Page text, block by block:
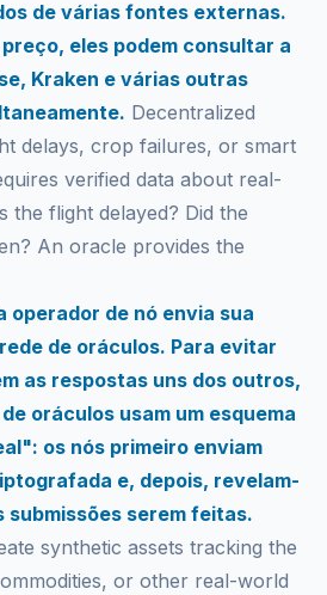
de várias fontes externas.
eles podem consultar a
Kraken e várias outras
Decentralized
delays, crop failures, or smart
verified data about real-
the flight delayed? Did the
An oracle provides the
operador de nó envia sua
de oráculos. Para evitar
as respostas uns dos outros,
oráculos usam um esquema
os nós primeiro enviam
e, depois, revelam-
submissões serem feitas.
synthetic assets tracking the
or other real-world